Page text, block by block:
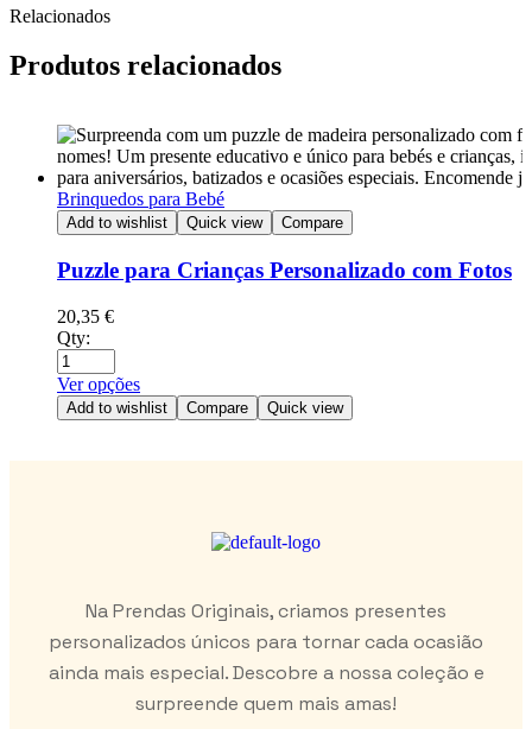
Relacionados
Produtos relacionados
Brinquedos para Bebé
Add to wishlist Quick view Compare
Puzzle para Crianças Personalizado com Fotos
20,35 €
Qty:
Ver opções
Add to wishlist Compare Quick view
Na Prendas Originais, criamos presentes
personalizados únicos para tornar cada ocasião
ainda mais especial. Descobre a nossa coleção e
surpreende quem mais amas!